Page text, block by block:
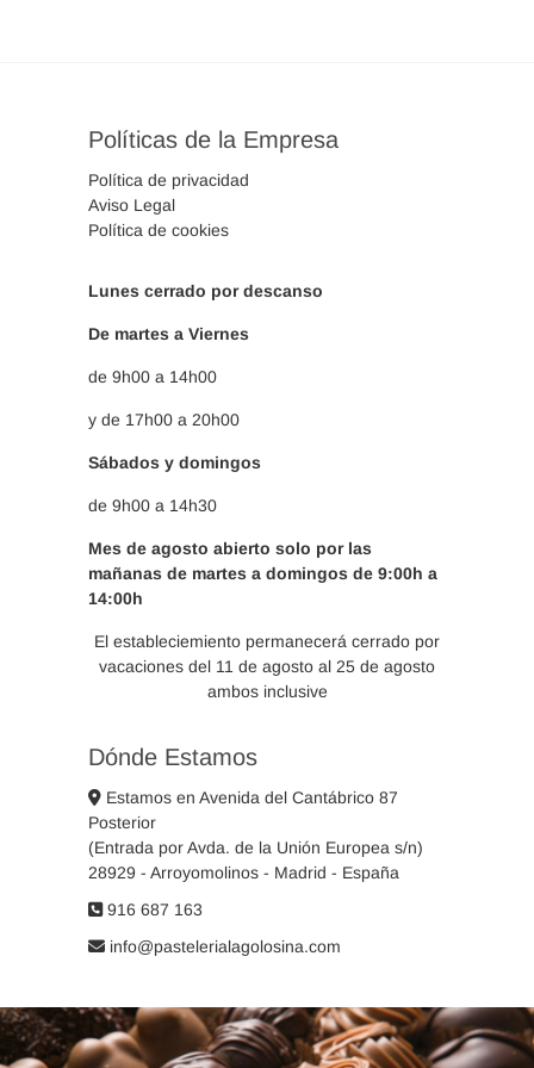
Políticas de la Empresa
Política de privacidad
Aviso Legal
Política de cookies
Lunes cerrado por descanso
De martes a Viernes
de 9h00 a 14h00
y de 17h00 a 20h00
Sábados y domingos
de 9h00 a 14h30
Mes de agosto abierto solo por las
mañanas de martes a domingos de 9:00h a
14:00h
El estableciemiento permanecerá cerrado por
vacaciones del 11 de agosto al 25 de agosto
ambos inclusive
Dónde Estamos
Estamos en Avenida del Cantábrico 87
Posterior
(Entrada por Avda. de la Unión Europea s/n)
28929 - Arroyomolinos - Madrid - España
916 687 163
info@pastelerialagolosina.com